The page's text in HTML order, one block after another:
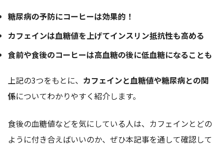
糖尿病の予防にコーヒーは効果的！
カフェインは血糖値を上げてインスリン抵抗性も高める
食前や食後のコーヒーは高血糖の後に低血糖になることも
上記の3つをもとに、 カフェインと血糖値や糖尿病との関
係についてわかりやすく紹介します。
食後の血糖値などを気にしている人は、カフェインとどの
ように付き合えばいいのか、ぜひ本記事を通して確認して